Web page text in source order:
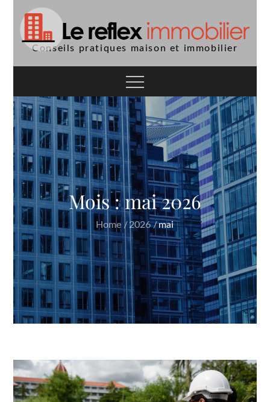
content
Conseils pratiques maison et immobilier
Mois :mai 2026
Home 2026 mai